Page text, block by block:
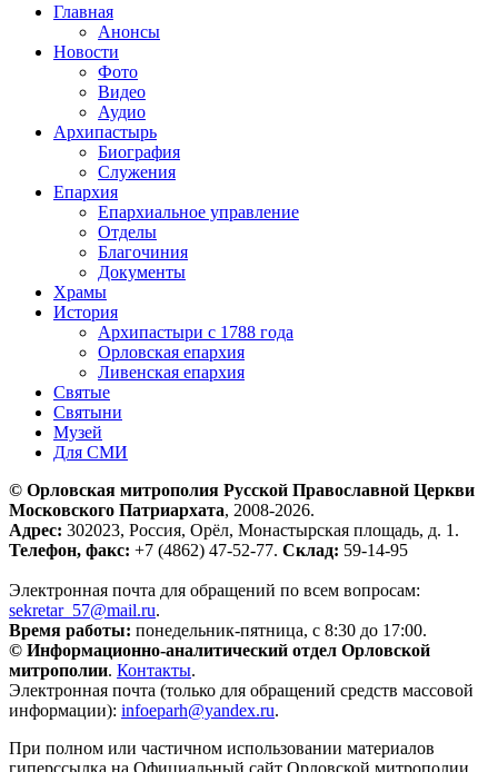
Главная
Анонсы
Новости
Фото
Видео
Аудио
Архипастырь
Биография
Служения
Епархия
Епархиальное управление
Отделы
Благочиния
Документы
Храмы
История
Архипастыри с 1788 года
Орловская епархия
Ливенская епархия
Святые
Святыни
Музей
Для СМИ
© Орловская митрополия Русской Православной Церкви
Московского Патриархата, 2008-2026.
Адрес: 302023, Россия, Орёл, Монастырская площадь, д. 1.
Телефон, факс: +7 (4862) 47-52-77. Склад: 59-14-95
Электронная почта для обращений по всем вопросам:
sekretar_57@mail.ru.
Время работы: понедельник-пятница, с 8:30 до 17:00.
© Информационно-аналитический отдел Орловской
митрополии. Контакты.
Электронная почта (только для обращений средств массовой
информации): infoeparh@yandex.ru.
При полном или частичном использовании материалов
гиперссылка на Официальный сайт Орловской митрополии